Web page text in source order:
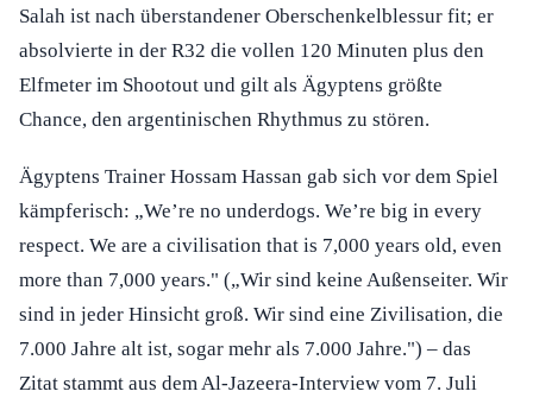
Salah ist nach überstandener Oberschenkelblessur fit; er
absolvierte in der R32 die vollen 120 Minuten plus den
Elfmeter im Shootout und gilt als Ägyptens größte
Chance, den argentinischen Rhythmus zu stören.
Ägyptens Trainer Hossam Hassan gab sich vor dem Spiel
kämpferisch: „We’re no underdogs. We’re big in every
respect. We are a civilisation that is 7,000 years old, even
more than 7,000 years." („Wir sind keine Außenseiter. Wir
sind in jeder Hinsicht groß. Wir sind eine Zivilisation, die
7.000 Jahre alt ist, sogar mehr als 7.000 Jahre.") – das
Zitat stammt aus dem Al-Jazeera-Interview vom 7. Juli